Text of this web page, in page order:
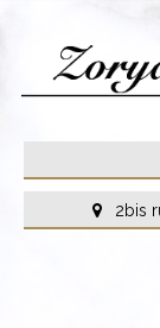
content
2bis